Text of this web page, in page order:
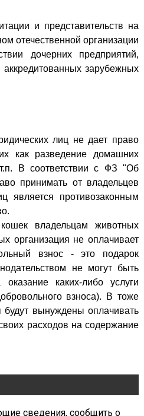
и представительств на
отечественной организации
дочерних предприятий,
зарубежных
лиц не дает право
как разведение домашних
В соответствии с ФЗ "Об
принимать от владельцев
является противозаконным
владельцам животных
организация не оплачивает
взнос - это подарок
не могут быть
каких-либо услуги
взноса). В тоже
будут вынуждены оплачивать
расходов на содержание
сведения, сообщить о